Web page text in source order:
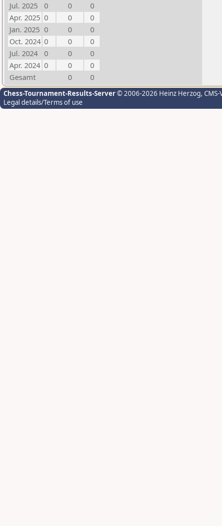
Jul. 2025
0 0
0
Apr. 2025 0 0
0
Jan. 2025 0 0
0
Oct. 2024 0 0
0
Jul. 2024
0 0
0
Apr. 2024 0 0
0
Gesamt
0 0
Chess-Tournament-Results-Server© 2006-2026 Heinz Herzog,
Legal details/Terms of use